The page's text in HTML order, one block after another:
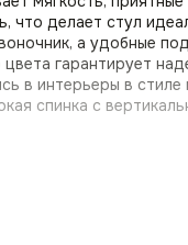
что делает стул
а удобные
гарантирует
в интерьеры в стиле
спинка с
выбором для